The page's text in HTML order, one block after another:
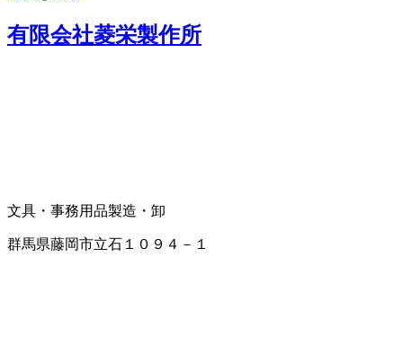
有限会社菱栄製作所
文具・事務用品製造・卸
群馬県藤岡市立石１０９４－１